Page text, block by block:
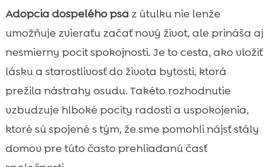
Adopcia dospelého psa z útulku nie lenže
umožňuje zvieraťu začať nový život, ale prináša aj
nesmierny pocit spokojnosti. Je to cesta, ako vložiť
lásku a starostlivosť do života bytosti, ktorá
prežila nástrahy osudu. Takéto rozhodnutie
vzbudzuje hlboké pocity radosti a uspokojenia,
ktoré sú spojené s tým, že sme pomohli nájsť stály
domov pre túto často prehliadanú časť